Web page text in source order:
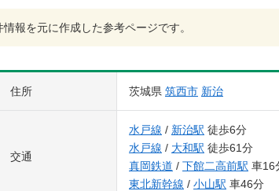
報を元に作成した参考ページです。
住所 茨城県 筑西市 新治
交通
水戸線 / 新治駅 徒歩6分
水戸線 / 大和駅 徒歩61分
真岡鉄道 / 下館二高前駅 車16
東北新幹線 / 小山駅 車46分